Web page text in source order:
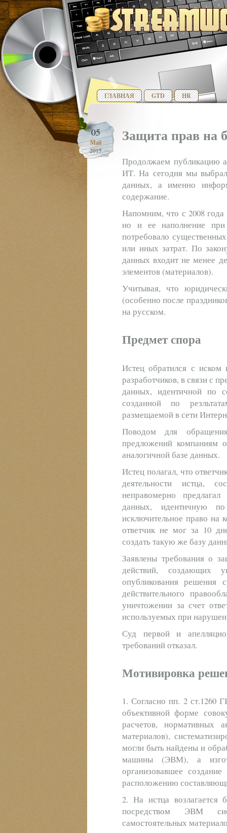
ГЛАВНАЯ GTD HR
05
Май
2015
Защита прав на
Продолжаем публикацию
ИТ. На сегодня мы
данных, а именно
содержание.
Напомним, что с 2008 года
но и ее наполнение при
потребовало
или иных затрат. По
данных входит не менее
элементов (материалов).
Учитывая, что
(особенно после
на русском.
Предмет спора
Истец обратился с
разработчиков, в связи с
данных, идентичной по
созданной по
размещаемой в сети
Поводом для
предложений компаниям
аналогичной базе данных.
Истец полагал, что
деятельности истца,
неправомерно
данных, идентичную
исключительное право
ответчик не мог за 10
создать такую же базу
Заявлены требования о
действий, создающих
опубликования
действительного
уничтожении за счет
используемых при
Суд первой и
требований отказал.
Мотивировка
1. Согласно пп. 2 ст.1260
объективной форме
расчетов, нормативных
материалов),
могли быть найдены и
машины (ЭВМ), а
организовавшее
расположению
2. На истца возлагается
посредством ЭВМ
самостоятельных